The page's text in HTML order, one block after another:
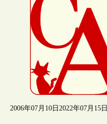
2006年07月10日 2022年07月15日